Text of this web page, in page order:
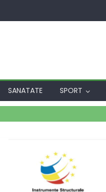
SANATATE SPORT